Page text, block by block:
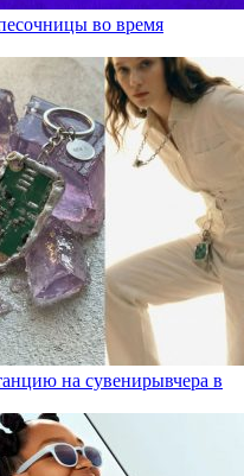
во время
на сувенирывчера в